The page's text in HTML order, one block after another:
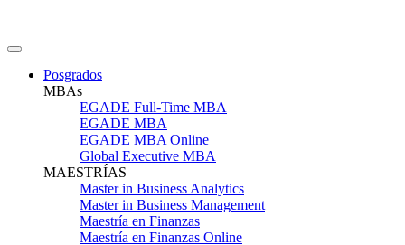
Posgrados
MBAs
EGADE Full-Time MBA
EGADE MBA
EGADE MBA Online
Global Executive MBA
MAESTRÍAS
Master in Business Analytics
Master in Business Management
Maestría en Finanzas
Maestría en Finanzas Online